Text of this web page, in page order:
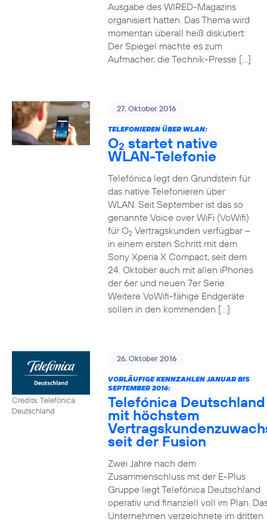
Ausgabe des WIRED-Magazins
organisiert hatten. Das Thema wird
momentan überall heiß diskutiert:
Der Spiegel machte es zum
Aufmacher, die Technik-Presse […]
27. Oktober 2016
TELEFONIEREN ÜBER WLAN:
O2 startet native
WLAN-Telefonie
Telefónica legt den Grundstein für
das native Telefonieren über
WLAN. Seit September ist das so
genannte Voice over WiFi (VoWifi)
für O2Vertragskunden verfügbar –
in einem ersten Schritt mit dem
Sony Xperia X Compact, seit dem
24. Oktober auch mit allen iPhones
der 6er und neuen 7er Serie.
Weitere VoWifi-fähige Endgeräte
sollen in den kommenden […]
Credits: Telefónica
Deutschland
26. Oktober 2016
VORLÄUFIGE KENNZAHLEN JANUAR BIS
SEPTEMBER 2016:
Telefónica Deutschland
mit höchstem
seit der Fusion
Zwei Jahre nach dem
Zusammenschluss mit der E-Plus
Gruppe liegt Telefónica Deutschland
operativ und finanziell voll im Plan.
Unternehmen verzeichnete im dritten